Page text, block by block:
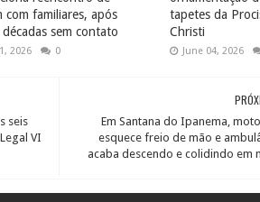
com familiares, após
sem contato
2026 0
tapetes da
Christi
June 04, 2026
Em Santana do Ipanema,
esquece freio de mão e
acaba descendo e colidindo em
seis
VI